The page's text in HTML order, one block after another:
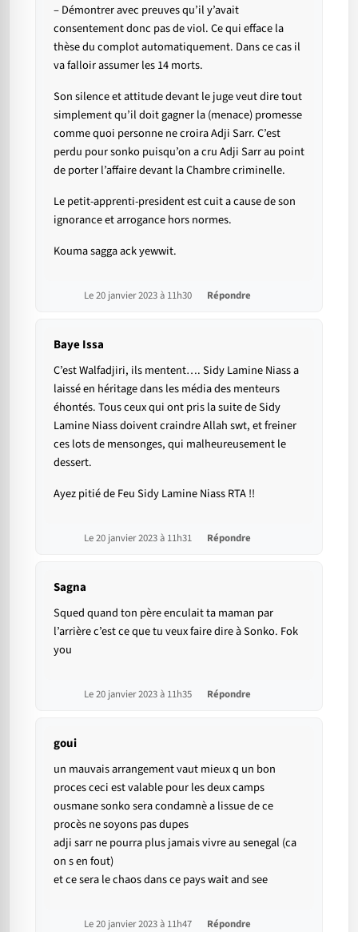
– Démontrer avec preuves qu’il y’avait
consentement donc pas de viol. Ce qui efface la
thèse du complot automatiquement. Dans ce cas il
va falloir assumer les 14 morts.
Son silence et attitude devant le juge veut dire tout
simplement qu’il doit gagner la (menace) promesse
comme quoi personne ne croira Adji Sarr. C’est
perdu pour sonko puisqu’on a cru Adji Sarr au point
de porter l’affaire devant la Chambre criminelle.
Le petit-apprenti-president est cuit a cause de son
ignorance et arrogance hors normes.
Kouma sagga ack yewwit.
Le 20 janvier 2023 à 11h30 Répondre
Baye Issa
C’est Walfadjiri, ils mentent…. Sidy Lamine Niass a
laissé en héritage dans les média des menteurs
éhontés. Tous ceux qui ont pris la suite de Sidy
Lamine Niass doivent craindre Allah swt, et freiner
ces lots de mensonges, qui malheureusement le
dessert.
Ayez pitié de Feu Sidy Lamine Niass RTA !!
Le 20 janvier 2023 à 11h31 Répondre
Sagna
Squed quand ton père enculait ta maman par
l’arrière c’est ce que tu veux faire dire à Sonko. Fok
you
Le 20 janvier 2023 à 11h35 Répondre
goui
un mauvais arrangement vaut mieux q un bon
proces ceci est valable pour les deux camps
ousmane sonko sera condamnè a lissue de ce
procès ne soyons pas dupes
adji sarr ne pourra plus jamais vivre au senegal (ca
on s en fout)
et ce sera le chaos dans ce pays wait and see
Le 20 janvier 2023 à 11h47 Répondre